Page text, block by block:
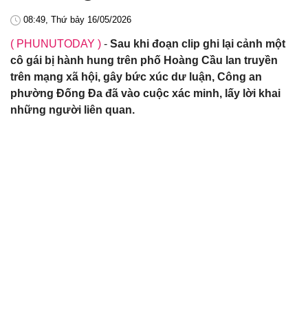
08:49, Thứ bảy 16/05/2026
( PHUNUTODAY ) - Sau khi đoạn clip ghi lại cảnh một
cô gái bị hành hung trên phố Hoàng Cầu lan truyền
trên mạng xã hội, gây bức xúc dư luận, Công an
phường Đống Đa đã vào cuộc xác minh, lấy lời khai
những người liên quan.